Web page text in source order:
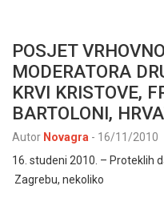
POSJET
MODERATORA
KRVI KRISTOVE,
BARTOLONI,
Autor Novagra - 16/11/2010
16. studeni 2010. – Proteklih
Zagrebu, nekoliko